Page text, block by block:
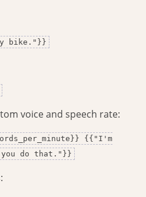
bike."}}
voice and speech rate:
{{"I'm
do that."}}